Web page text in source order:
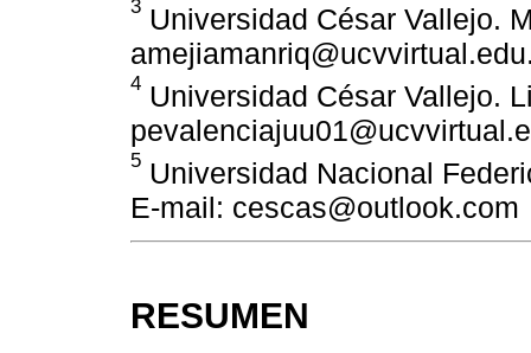
3 Universidad César Vallejo.
4 Universidad César Vallejo.
5 Universidad Nacional
E-mail: cescas@outlook.com
RESUMEN